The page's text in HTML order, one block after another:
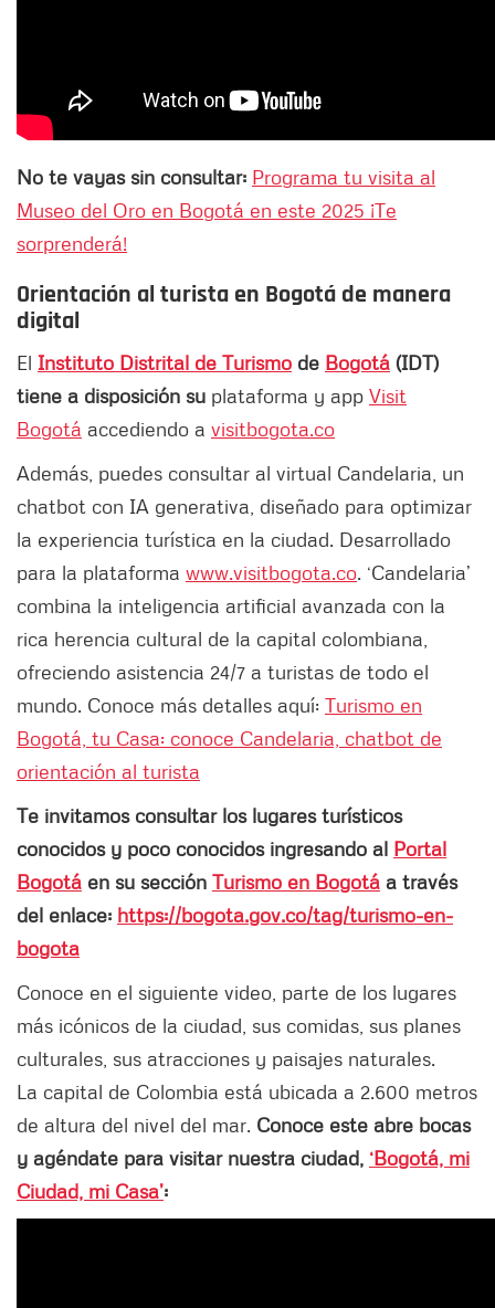
No te vayas sin consultar: Programa tu visita al
Museo del Oro en Bogotá en este 2025 ¡Te
sorprenderá!
Orientación al turista en Bogotá de manera
digital
El Instituto Distrital de Turismo de Bogotá (IDT)
tiene a disposición su plataforma y app Visit
Bogotá accediendo a visitbogota.co
Además, puedes consultar al virtual Candelaria, un
chatbot con IA generativa, diseñado para optimizar
la experiencia turística en la ciudad. Desarrollado
para la plataforma www.visitbogota.co. ‘Candelaria’
combina la inteligencia artificial avanzada con la
rica herencia cultural de la capital colombiana,
ofreciendo asistencia 24/7 a turistas de todo el
mundo. Conoce más detalles aquí: Turismo en
Bogotá, tu Casa: conoce Candelaria, chatbot de
orientación al turista
Te invitamos consultar los lugares turísticos
conocidos y poco conocidos ingresando al Portal
Bogotá en su sección Turismo en Bogotá a través
del enlace: https://bogota.gov.co/tag/turismo-en-
bogota
Conoce en el siguiente video, parte de los lugares
más icónicos de la ciudad, sus comidas, sus planes
culturales, sus atracciones y paisajes naturales.
La capital de Colombia está ubicada a 2.600 metros
de altura del nivel del mar. Conoce este abre bocas
y agéndate para visitar nuestra ciudad, ‘Bogotá, mi
Ciudad, mi Casa’: